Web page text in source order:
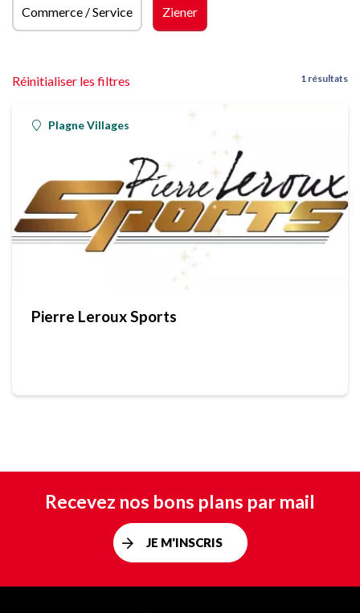
Commerce / Service Ziener
Réinitialiser les filtres 1 résultats
Plagne Villages
Pierre Leroux Sports
Recevez nos bons plans par mail
JE M'INSCRIS